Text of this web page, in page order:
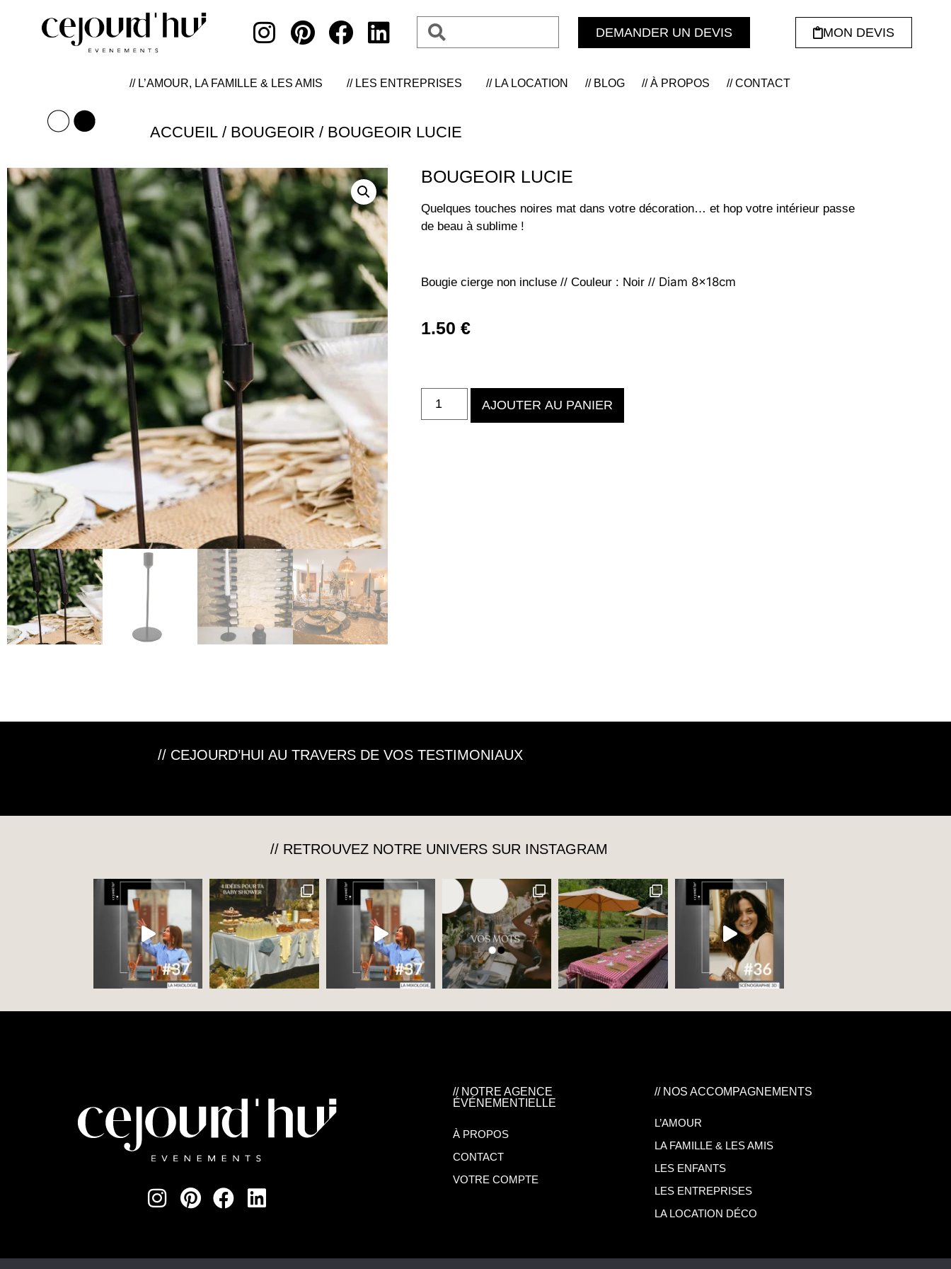
DEMANDER UN DEVIS MON DEVIS
// L’AMOUR, LA FAMILLE & LES AMIS // LES ENTREPRISES // LA LOCATION // BLOG // À PROPOS // CONTACT
ACCUEIL/ BOUGEOIR / BOUGEOIR LUCIE
BOUGEOIR LUCIE
Quelques touches noires mat dans votre décoration… et hop votre intérieur passe
de beau à sublime !
Bougie cierge non incluse // Couleur : Noir // Diam 8x18cm
1.50€
AJOUTER AU PANIER
// CEJOURD’HUI AU TRAVERS DE VOS TESTIMONIAUX
// RETROUVEZ NOTRE UNIVERS SUR INSTAGRAM
// NOTRE AGENCE
ÉVÉNEMENTIELLE
À PROPOS
CONTACT
VOTRE COMPTE
// NOS ACCOMPAGNEMENTS
L’AMOUR
LA FAMILLE & LES AMIS
LES ENFANTS
LES ENTREPRISES
LA LOCATION DÉCO